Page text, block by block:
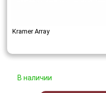
Kramer Array
В наличии